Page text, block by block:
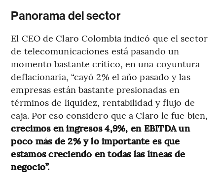
Panorama del sector
El CEO de Claro Colombia indicó que el sector
de telecomunicaciones está pasando un
momento bastante crítico, en una coyuntura
deflacionaria, “cayó 2% el año pasado y las
empresas están bastante presionadas en
términos de liquidez, rentabilidad y flujo de
caja. Por eso considero que a Claro le fue bien,
crecimos en ingresos 4,9%, en EBITDA un
poco más de 2% y lo importante es que
estamos creciendo en todas las líneas de
negocio”.